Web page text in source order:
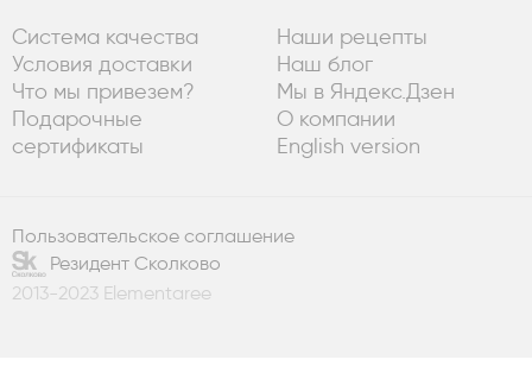
Система качества
Условия доставки
Что мы привезем?
Подарочные
сертификаты
Наши рецепты
Наш блог
Мы в Яндекс.Дзен
О компании
English version
Пользовательское соглашение
Резидент Сколково
2013-2023 Elementaree